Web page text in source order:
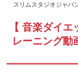
スリムスタジオジャパン
【 音楽ダイ
レーニング動